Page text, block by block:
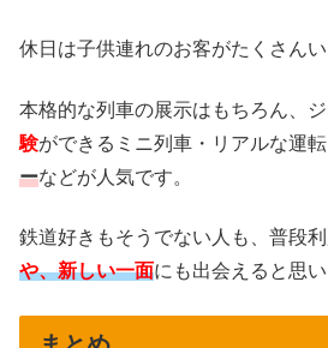
休日は子供連れのお客がたくさんい
本格的な列車の展示はもちろん、
験ができるミニ列車・リアルな運
ーなどが人気です。
鉄道好きもそうでない人も、普段
や、新しい一面にも出会えると思い